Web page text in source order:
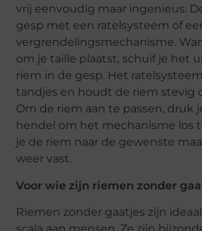
vrij eenvoudig maar ingenieus.
gesp met een ratelsysteem of
vergrendelingsmechanisme.
om je taille plaatst, schuif je het
riem in de gesp. Het
tandjes en houdt de riem stevig
Om de riem aan te passen, druk
hendel om het mechanisme los
je de riem naar de gewenste
weer vast.
Voor wie zijn riemen zonder
Riemen zonder gaatjes zijn